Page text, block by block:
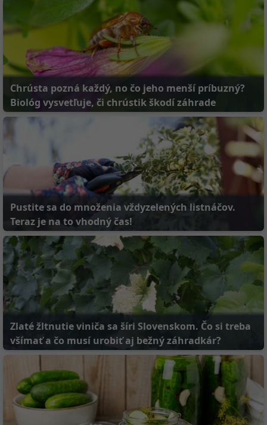
Chrústa pozná každý, no čo jeho menší príbuzný?
Biológ vysvetľuje, či chrústik škodí záhrade
Pustite sa do množenia vždyzelených listnáčov.
Teraz je na to vhodný čas!
Zlaté žltnutie viniča sa šíri Slovenskom. Čo si treba
všímať a čo musí urobiť aj bežný záhradkár?